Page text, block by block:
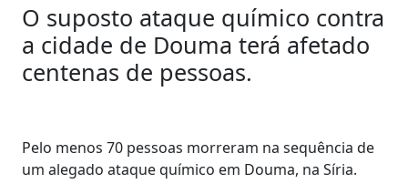
O suposto ataque químico contra
a cidade de Douma terá afetado
centenas de pessoas.
Pelo menos 70 pessoas morreram na sequência de
um alegado ataque químico em Douma, na Síria.